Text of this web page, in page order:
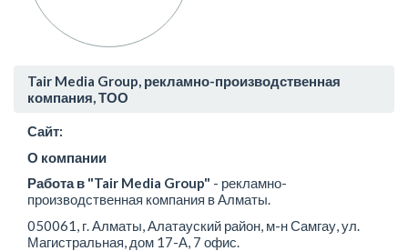
Tair Media Group, рекламно-производственная
компания, ТОО
Сайт:
О компании
Работа в "Tair Media Group" - рекламно-
производственная компания в Алматы.
050061, г. Алматы, Алатауский район, м-н Самгау, ул.
Магистральная, дом 17-А, 7 офис.